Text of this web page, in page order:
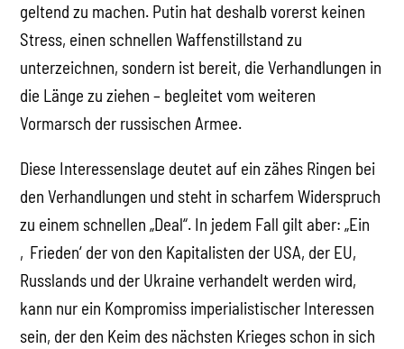
geltend zu machen. Putin hat deshalb vorerst keinen
Stress, einen schnellen Waffenstillstand zu
unterzeichnen, sondern ist bereit, die Verhandlungen in
die Länge zu ziehen – begleitet vom weiteren
Vormarsch der russischen Armee.
Diese Interessenslage deutet auf ein zähes Ringen bei
den Verhandlungen und steht in scharfem Widerspruch
zu einem schnellen „Deal“. In jedem Fall gilt aber: „Ein
‚Frieden‘ der von den Kapitalisten der USA, der EU,
Russlands und der Ukraine verhandelt werden wird,
kann nur ein Kompromiss imperialistischer Interessen
sein, der den Keim des nächsten Krieges schon in sich